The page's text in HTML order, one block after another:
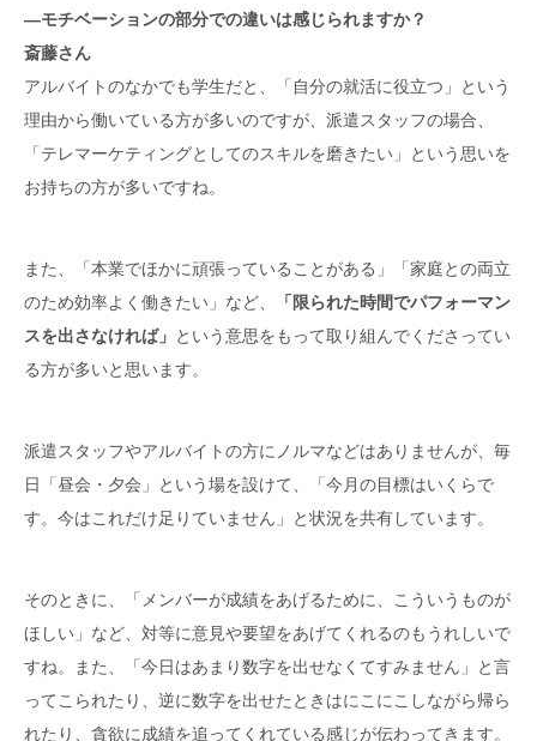
―モチベーションの部分での違いは感じられますか？
斎藤さん
アルバイトのなかでも学生だと、「自分の就活に役立つ」という
理由から働いている方が多いのですが、派遣スタッフの場合、
「テレマーケティングとしてのスキルを磨きたい」という思いを
お持ちの方が多いですね。
また、「本業でほかに頑張っていることがある」「家庭との両立
のため効率よく働きたい」など、
「限られた時間でパフォーマン
スを出さなければ」 という意思をもって取り組んでくださってい
る方が多いと思います。
派遣スタッフやアルバイトの方にノルマなどはありませんが、毎
日「昼会・夕会」という場を設けて、「今月の目標はいくらで
す。今はこれだけ足りていません」と状況を共有しています。
そのときに、「メンバーが成績をあげるために、こういうものが
ほしい」など、対等に意見や要望をあげてくれるのもうれしいで
すね。また、「今日はあまり数字を出せなくてすみません」と言
ってこられたり、逆に数字を出せたときはにこにこしながら帰ら
れたり、貪欲に成績を追ってくれている感じが伝わってきます。